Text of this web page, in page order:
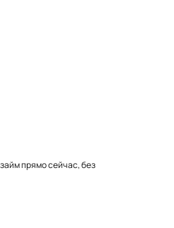
прямо сейчас, без